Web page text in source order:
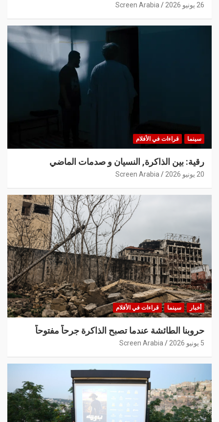
26 يونيو 2026 Screen Arabia
سينما قراءات في الأفلام
رقية: بين الذاكرة, النسيان و صدمات الماضي
20 يونيو 2026 Screen Arabia
أخبار سينما قراءات في الأفلام
حروبنا الطائشة عندما تصبح الذاكرة جرحاً مفتوحاً
5 يونيو 2026 Screen Arabia